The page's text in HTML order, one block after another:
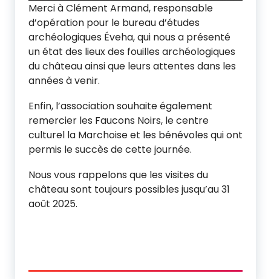
Merci à Clément Armand, responsable
d’opération pour le bureau d’études
archéologiques Éveha, qui nous a présenté
un état des lieux des fouilles archéologiques
du château ainsi que leurs attentes dans les
années à venir.
Enfin, l’association souhaite également
remercier les Faucons Noirs, le centre
culturel la Marchoise et les bénévoles qui ont
permis le succès de cette journée.
Nous vous rappelons que les visites du
château sont toujours possibles jusqu’au 31
août 2025.